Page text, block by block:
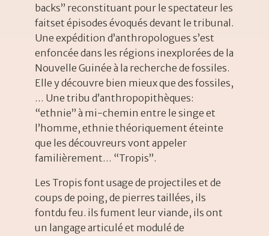
backs” reconstituant pour le spectateur les
faitset épisodes évoqués devant le tribunal.
Une expédition d’anthropologues s’est
enfoncée dans les régions inexplorées de la
Nouvelle Guinée à la recherche de fossiles.
Elle y découvre bien mieux que des fossiles,
… Une tribu d’anthropopithèques:
“ethnie” à mi-chemin entre le singe et
l’homme, ethnie théoriquement éteinte
que les découvreurs vont appeler
familièrement… “Tropis”.
Les Tropis font usage de projectiles et de
coups de poing, de pierres taillées, ils
fontdu feu. ils fument leur viande, ils ont
un langage articulé et modulé de